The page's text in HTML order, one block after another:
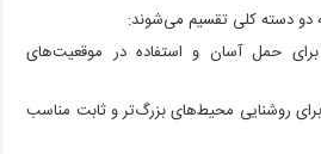
دو دسته کلی تقسیم می‌شوند:
برای حمل آسان و استفاده در موقعیت‌های
برای روشنایی محیط‌های بزرگ‌تر و ثابت مناسب